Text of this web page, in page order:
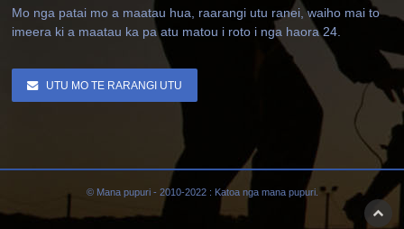
Mo nga patai mo a maatau hua, raarangi utu ranei, waiho mai to
imeera ki a maatau ka pa atu matou i roto i nga haora 24.
UTU MO TE RARANGI UTU
© Mana pupuri - 2010-2022 : Katoa nga mana pupuri.